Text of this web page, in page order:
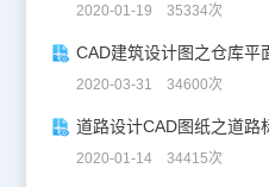
2020-01-19 35334次
CAD建筑设计图之仓库平
2020-03-31 34600次
2020-01-14 34415次